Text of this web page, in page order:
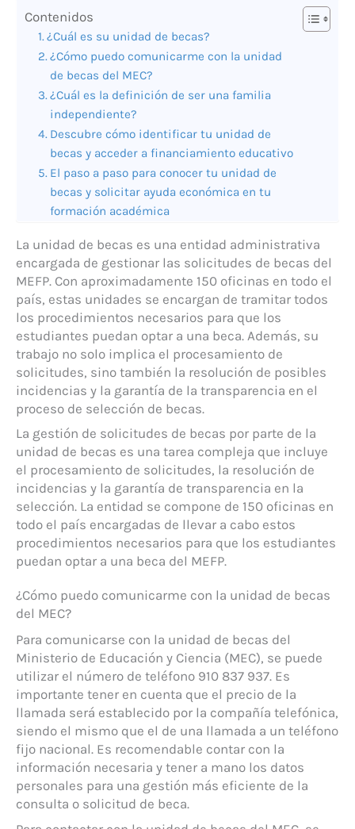
Contenidos
¿Cuál es su unidad de becas?
¿Cómo puedo comunicarme con la unidad
de becas del MEC?
¿Cuál es la definición de ser una familia
independiente?
Descubre cómo identificar tu unidad de
becas y acceder a financiamiento educativo
El paso a paso para conocer tu unidad de
becas y solicitar ayuda económica en tu
formación académica
La unidad de becas es una entidad administrativa
encargada de gestionar las solicitudes de becas del
MEFP. Con aproximadamente 150 oficinas en todo el
país, estas unidades se encargan de tramitar todos
los procedimientos necesarios para que los
estudiantes puedan optar a una beca. Además, su
trabajo no solo implica el procesamiento de
solicitudes, sino también la resolución de posibles
incidencias y la garantía de la transparencia en el
proceso de selección de becas.
La gestión de solicitudes de becas por parte de la
unidad de becas es una tarea compleja que incluye
el procesamiento de solicitudes, la resolución de
incidencias y la garantía de transparencia en la
selección. La entidad se compone de 150 oficinas en
todo el país encargadas de llevar a cabo estos
procedimientos necesarios para que los estudiantes
puedan optar a una beca del MEFP.
¿Cómo puedo comunicarme con la unidad de becas
del MEC?
Para comunicarse con la unidad de becas del
Ministerio de Educación y Ciencia (MEC), se puede
utilizar el número de teléfono 910 837 937. Es
importante tener en cuenta que el precio de la
llamada será establecido por la compañía telefónica,
siendo el mismo que el de una llamada a un teléfono
fijo nacional. Es recomendable contar con la
información necesaria y tener a mano los datos
personales para una gestión más eficiente de la
consulta o solicitud de beca.